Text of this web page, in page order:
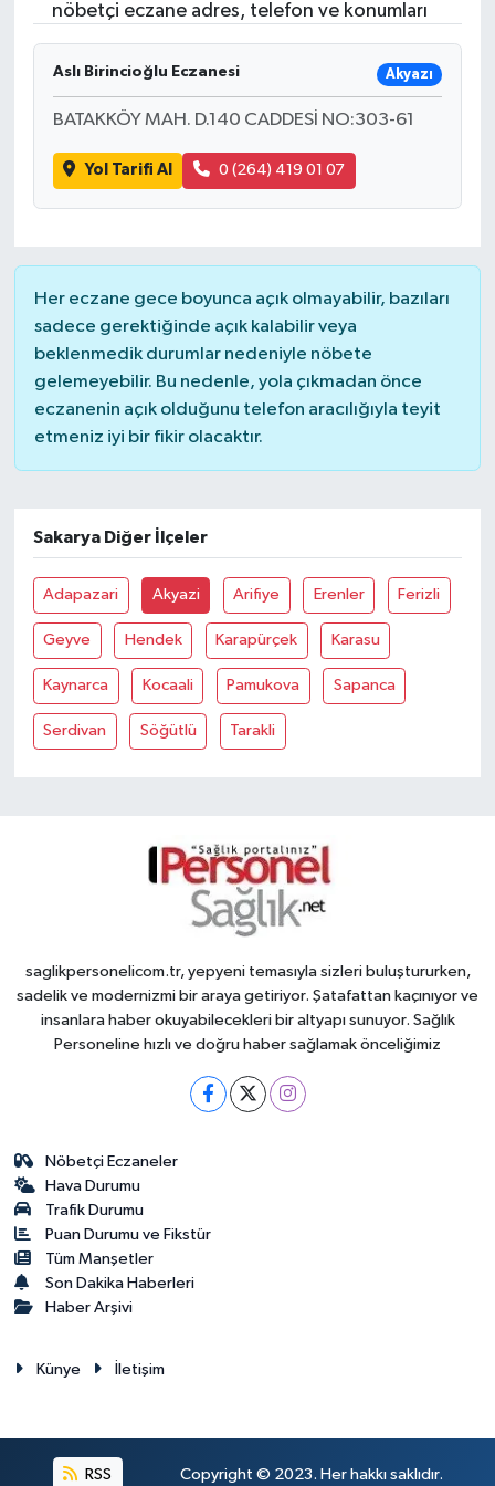
nöbetçi eczane adres, telefon ve konumları
Aslı Birincioğlu Eczanesi Akyazı
BATAKKÖY MAH. D.140 CADDESİ NO:303-61
Yol Tarifi Al 0 (264) 419 01 07
Her eczane gece boyunca açık olmayabilir, bazıları
sadece gerektiğinde açık kalabilir veya
beklenmedik durumlar nedeniyle nöbete
gelemeyebilir. Bu nedenle, yola çıkmadan önce
eczanenin açık olduğunu telefon aracılığıyla teyit
etmeniz iyi bir fikir olacaktır.
Sakarya Diğer İlçeler
Adapazari Akyazi Arifiye Erenler Ferizli
Geyve Hendek Karapürçek Karasu
Kaynarca Kocaali Pamukova Sapanca
Serdivan Söğütlü Tarakli
saglikpersonelicom.tr, yepyeni temasıyla sizleri buluştururken,
sadelik ve modernizmi bir araya getiriyor. Şatafattan kaçınıyor ve
insanlara haber okuyabilecekleri bir altyapı sunuyor. Sağlık
Personeline hızlı ve doğru haber sağlamak önceliğimiz
Nöbetçi Eczaneler
Hava Durumu
Trafik Durumu
Puan Durumu ve Fikstür
Tüm Manşetler
Son Dakika Haberleri
Haber Arşivi
Künye İletişim
RSS Copyright © 2023. Her hakkı saklıdır.